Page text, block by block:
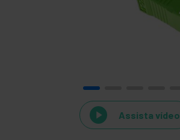
Assista vídeo